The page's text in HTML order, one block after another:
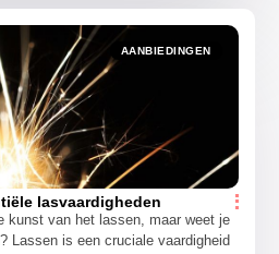
AANBIEDINGEN
lasvaardigheden
kunst van het lassen, maar weet je
Lassen is een cruciale vaardigheid